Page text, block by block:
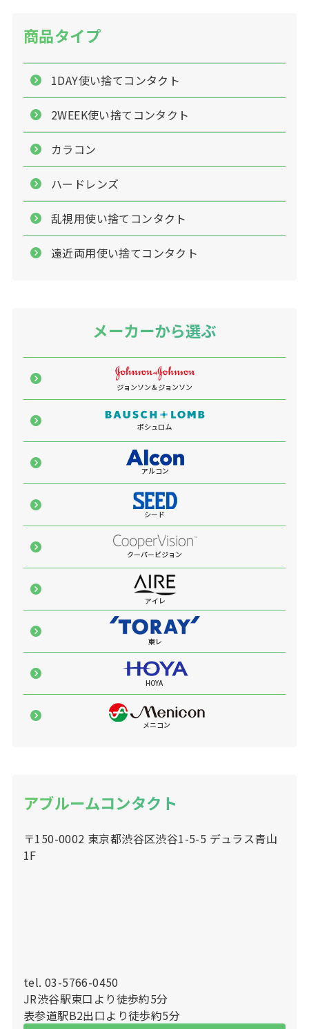
商品タイプ
1DAY使い捨てコンタクト
2WEEK使い捨てコンタクト
カラコン
ハードレンズ
乱視用使い捨てコンタクト
遠近両用使い捨てコンタクト
メーカーから選ぶ
アブルームコンタクト
〒150-0002 東京都渋谷区渋谷1-5-5 デュラス青山
1F
tel. 03-5766-0450
JR渋谷駅東口より徒歩約5分
表参道駅B2出口より徒歩約5分